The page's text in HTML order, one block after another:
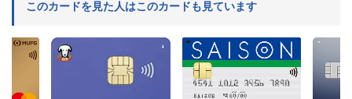
このカードを見た人はこのカードも見ています